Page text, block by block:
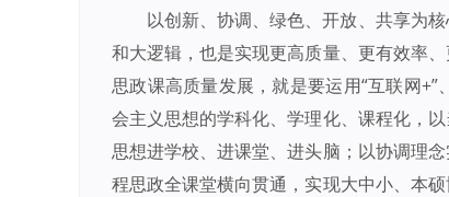
以创新、协调、绿色、开放、共享为
和大逻辑，也是实现更高质量、更有效率
思政课高质量发展，就是要运用“互联网
会主义思想的学科化、学理化、课程化，
思想进学校、进课堂、进头脑；以协调理
程思政全课堂横向贯通，实现大中小、本